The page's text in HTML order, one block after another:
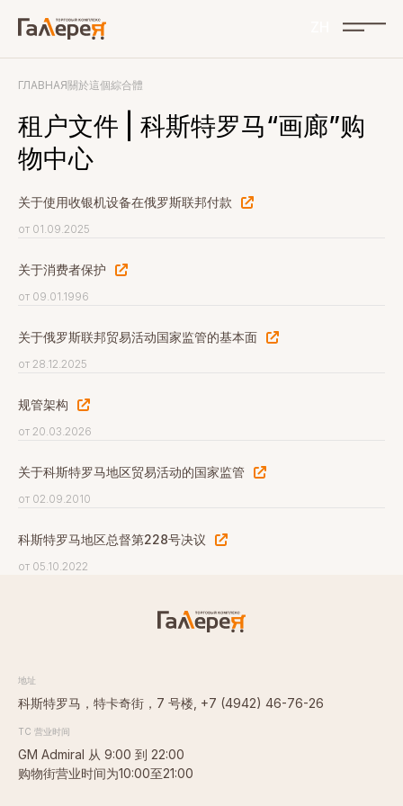
RU Russian
活動
商店
購物中心佈局
照片庫
對於廣告商
出租房屋
购物中心周边基础设施建设
交通便利
科斯特罗马的人口密度
购物街营业时间为10:00至21:00
ГЛАВНАЯ 關於這個綜合體
租户文件 | 科斯特罗马“画廊”购
物中心
关于使用收银机设备在俄罗斯联邦付款
от 01.09.2025
关于消费者保护
от 09.01.1996
关于俄罗斯联邦贸易活动国家监管的基本面
от 28.12.2025
规管架构
от 20.03.2026
关于科斯特罗马地区贸易活动的国家监管
от 02.09.2010
科斯特罗马地区总督第228号决议
от 05.10.2022
地址
科斯特罗马，特卡奇街，7 号楼, +7 (4942) 46-76-26
TC 营业时间
GM Admiral 从 9:00 到 22:00
购物街营业时间为10:00至21:00